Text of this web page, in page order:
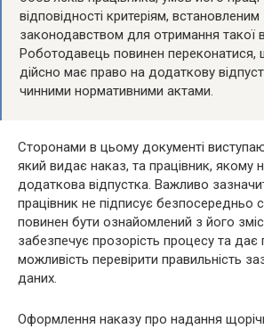
відповідності критеріям, встановленим
законодавством для отримання такої
Роботодавець повинен переконатися,
дійсно має право на додаткову
чинними нормативними актами.
Сторонами в цьому документі
який видає наказ, та працівник, якому
додаткова відпустка. Важливо
працівник не підписує безпосередньо
повинен бути ознайомлений з його
забезпечує прозорість процесу та дає
можливість перевірити правильність
даних.
Оформлення наказу про надання